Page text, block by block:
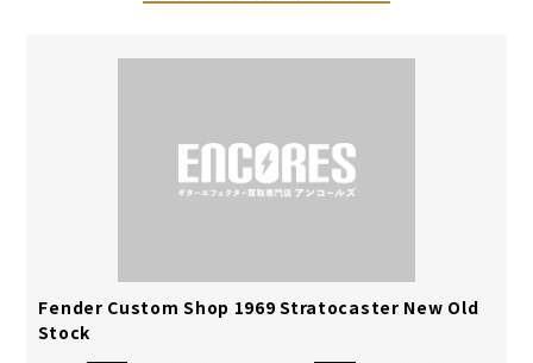
Fender Custom Shop 1969 Stratocaster New Old
Stock